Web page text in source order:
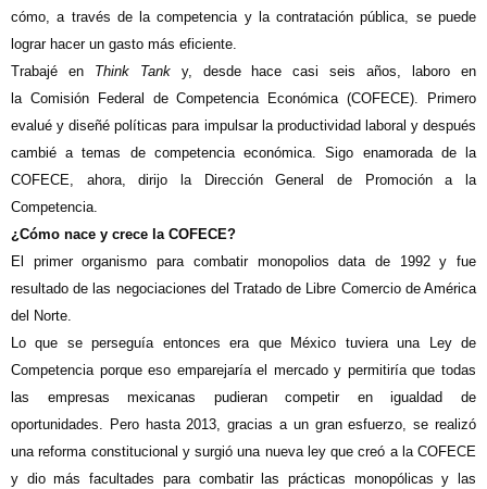
cómo, a través de la competencia y la contratación pública, se puede
lograr hacer un gasto más eficiente.
Trabajé en Think Tanky, desde hace casi seis años, laboro en
la Comisión Federal de Competencia Económica (COFECE). Primero
evalué y diseñé políticas para impulsar la productividad laboral y después
cambié a temas de competencia económica. Sigo enamorada de la
COFECE, ahora, dirijo la Dirección General de Promoción a la
Competencia.
¿Cómo nace y crece la COFECE?
El primer organismo para combatir monopolios data de 1992 y fue
resultado de las negociaciones del Tratado de Libre Comercio de América
del Norte.
Lo que se perseguía entonces era que México tuviera una Ley de
Competencia porque eso emparejaría el mercado y permitiría que todas
las empresas mexicanas pudieran competir en igualdad de
oportunidades. Pero hasta 2013, gracias a un gran esfuerzo, se realizó
una reforma constitucional y surgió una nueva ley que creó a la COFECE
y dio más facultades para combatir las prácticas monopólicas y las